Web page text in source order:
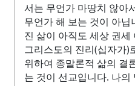
서는 무언가 마땅치 않아
무언가 해 보는 것이 아
진 삶이 아직도 세상 권
그리스도의 진리(십자가)
위하여 종말론적 삶의 결
는 것이 선교입니다. 나